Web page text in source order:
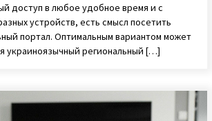
доступ в любое удобное время и с
устройств, есть смысл посетить
портал. Оптимальным вариантом может
украиноязычный региональный […]